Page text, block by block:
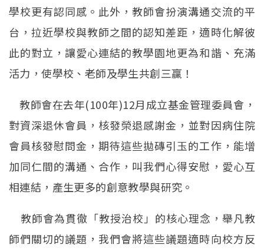
學校更有認同感。此外，教師會扮演溝通交流的平
台，拉近學校與教師之間的認知差距，適時化解彼
此的對立，讓愛心連結的教學園地更為和諧、充滿
活力，使學校、老師及學生共創三贏！
教師會在去年(100年)12月成立基金管理委員會，
對資深退休會員，核發榮退感謝金，並對因病住院
會員核發慰問金，期待這些拋磚引玉的工作，能增
加同仁間的溝通、合作，叫我們心得安慰，愛心互
相連結，產生更多的創意教學與研究。
教師會為貫徹「教授治校」的核心理念，舉凡教
師們關切的議題，我們會將這些議題適時向校方反